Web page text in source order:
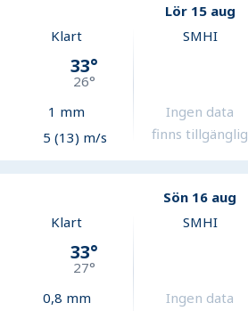
Lör 15 aug
Klart
33°
26°
1 mm
5 (13) m/s
SMHI
Ingen data
finns tillgänglig
Sön 16 aug
Klart
33°
27°
0,8 mm
SMHI
Ingen data